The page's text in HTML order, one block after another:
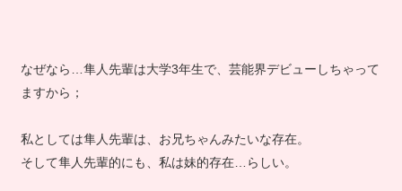
なぜなら…隼人先輩は大学3年生で、芸能界デビューしちゃって
ますから；
私としては隼人先輩は、お兄ちゃんみたいな存在。
そして隼人先輩的にも、私は妹的存在…らしい。